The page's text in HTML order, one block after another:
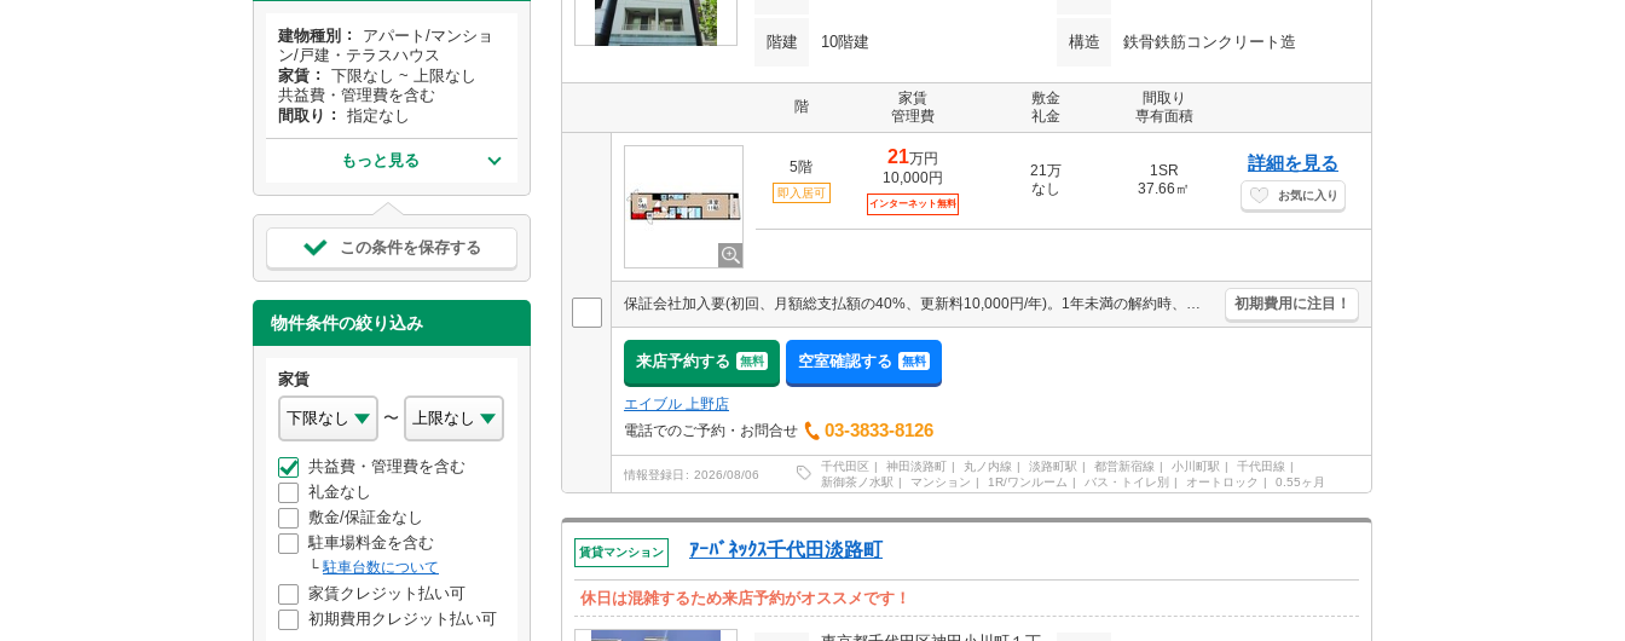
建物種別
アパート/マンショ
ン/戸建・テラスハウス
家賃
下限なし ~ 上限なし
共益費・管理費を含む
間取り
指定なし
もっと見る
この条件を保存する
物件条件の絞り込み
家賃
〜
共益費・管理費を含む
礼金なし
敷金/保証金なし
駐車場料金を含む
駐車台数について
家賃クレジット払い可
初期費用クレジット払い可
階建 10階建 構造 鉄骨鉄筋コンクリート造
階
家賃
管理費
敷金
礼金
間取り
専有面積
5階
即入居可
21万円
10,000円
インターネット無料
21万
なし
1SR
37.66㎡
詳細を見る
お気に入り
保証会社加入要(初回、月額総支払額の40%、更新料10,000円/年)。1年未満の解約時、違約金1ヶ月分発生。2路線利用できて通勤便利。インターネット無料。 初期費用に注目！
来店予約する 無料 空室確認する 無料
エイブル 上野店
電話でのご予約・お問合せ
03-3833-8126
情報登録日 2026/08/06
千代田区 神田淡路町 丸ノ内線 淡路町駅 都営新宿線 小川町駅
千代田線
新御茶ノ水駅
マンション 1R/ワンルーム バス・トイレ別 オートロック 0.55ヶ月
賃貸マンション ｱｰﾊﾞﾈｯｸｽ千代田淡路町
休日は混雑するため来店予約がオススメです！